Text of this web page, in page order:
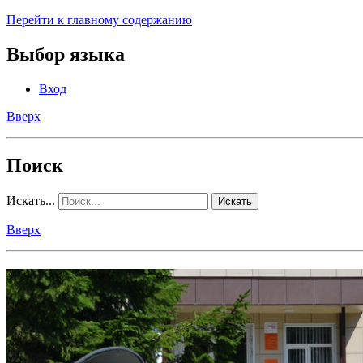
Перейти к главному содержанию
Выбор языка
Вход
Вверх
Поиск
Искать... Искать
Вверх